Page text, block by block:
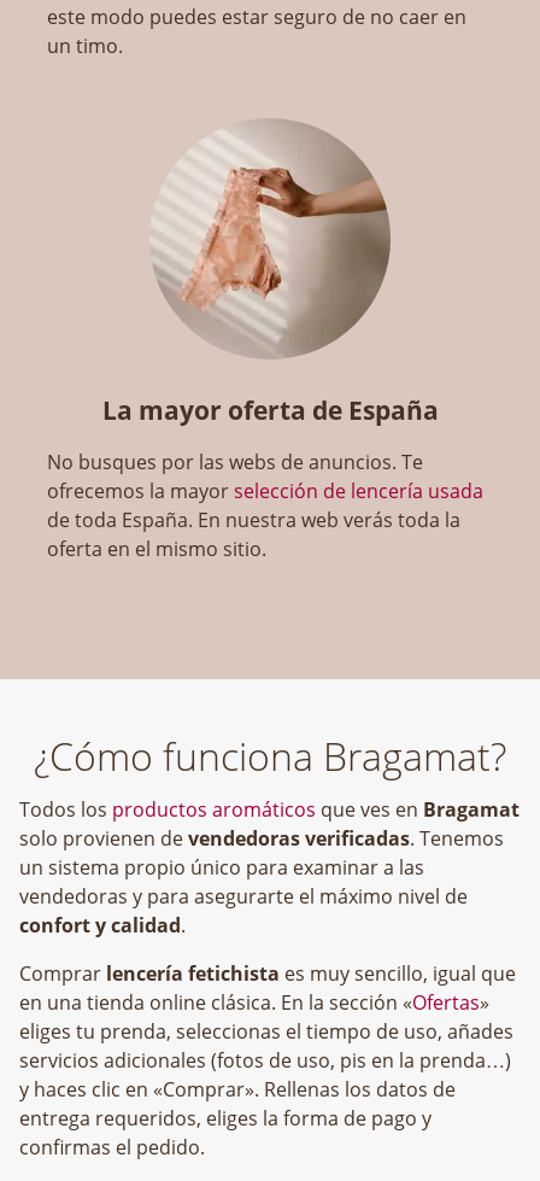
este modo puedes estar seguro de no caer en
un timo.
La mayor oferta de España
No busques por las webs de anuncios. Te
ofrecemos la mayorselección de lencería usada
de toda España. En nuestra web verás toda la
oferta en el mismo sitio.
¿Cómo funciona Bragamat?
Todos los productos aromáticos que ves en Bragamat
solo provienen devendedoras verificadas. Tenemos
un sistema propio único para examinar a las
vendedoras y para asegurarte el máximo nivel de
confort y calidad.
Comprar lencería fetichista es muy sencillo, igual que
en una tienda online clásica. En la sección «Ofertas»
eliges tu prenda, seleccionas el tiempo de uso, añades
servicios adicionales (fotos de uso, pis en la prenda…)
y haces clic en «Comprar». Rellenas los datos de
entrega requeridos, eliges la forma de pago y
confirmas el pedido.